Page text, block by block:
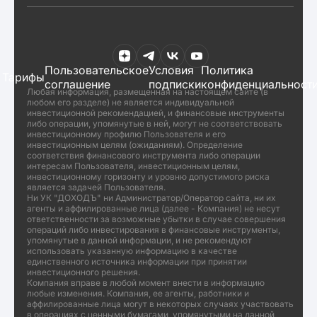
ТарифыПользовательское
соглашение
Условия
подписки
Политика
Любая информация, размещенная на настоящем сайте (в
любом его разделе) не является индивидуальной
инвестиционной рекомендацией, и финансовые инструменты
либо операции, упомянутые в ней, могут не соответствовать
инвестиционному профилю Пользователя и его
инвестиционным целям (ожиданиям). Определение
соответствия финансового инструмента либо операции
интересам Пользователя, инвестиционным целям,
инвестиционному горизонту и уровню допустимого риска
является задачей Пользователя.
Ни УК "ДОХОДЪ" ни Администратор/Оператор сайта, ни их
агенты и аффилированные лица (далее - Компания) не несут
ответственности за возможные убытки в случае совершения
операций либо инвестирования в финансовые инструменты,
упомянутые в данной информации, и не рекомендуют
использовать указанную информацию в качестве
единственного источника информации при принятии
инвестиционного решения.
Компания вправе в любой момент внести в информацию
любые изменения. Компания, ее агенты, работники и
аффилированные лица могут в некоторых случаях участвовать
в операциях с ценными бумагами, упомянутыми на данной